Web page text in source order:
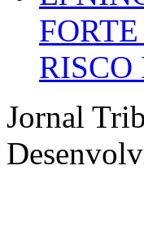
Jornal